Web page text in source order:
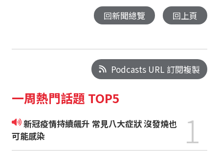
回新聞總覽 回上頁
Podcasts URL 訂閱複製
一周熱門話題 TOP5
新冠疫情持續飆升 常見八大症狀 沒發燒也
可能感染
1